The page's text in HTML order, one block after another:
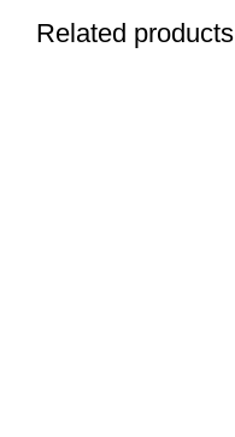
Related products